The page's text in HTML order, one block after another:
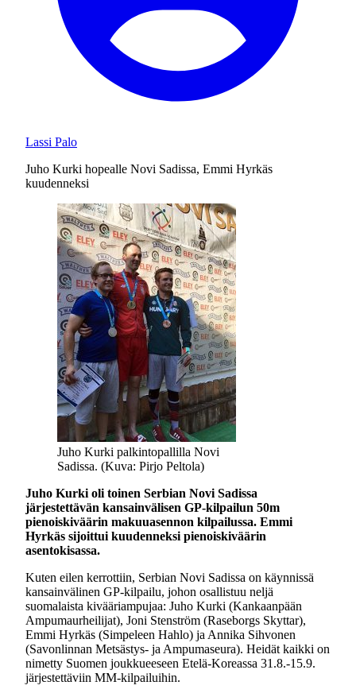
Lassi Palo
Juho Kurki hopealle Novi Sadissa, Emmi Hyrkäs
kuudenneksi
Juho Kurki palkintopallilla Novi
Sadissa. (Kuva: Pirjo Peltola)
Juho Kurki oli toinen Serbian Novi Sadissa
järjestettävän kansainvälisen GP-kilpailun 50m
pienoiskiväärin makuuasennon kilpailussa. Emmi
Hyrkäs sijoittui kuudenneksi pienoiskiväärin
asentokisassa.
Kuten eilen kerrottiin, Serbian Novi Sadissa on käynnissä
kansainvälinen GP-kilpailu, johon osallistuu neljä
suomalaista kivääriampujaa: Juho Kurki (Kankaanpään
Ampumaurheilijat), Joni Stenström (Raseborgs Skyttar),
Emmi Hyrkäs (Simpeleen Hahlo) ja Annika Sihvonen
(Savonlinnan Metsästys- ja Ampumaseura). Heidät kaikki on
nimetty Suomen joukkueeseen Etelä-Koreassa 31.8.-15.9.
järjestettäviin MM-kilpailuihin.